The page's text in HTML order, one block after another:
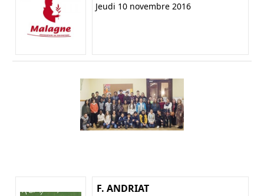
Jeudi 10 novembre 2016
F. ANDRIAT